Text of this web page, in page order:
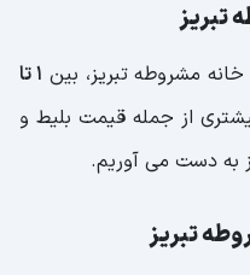
تبریز
خانه مشروطه تبریز، بین
1 تا
از جمله قیمت بلیط و
به دست می آوریم.
تبریز